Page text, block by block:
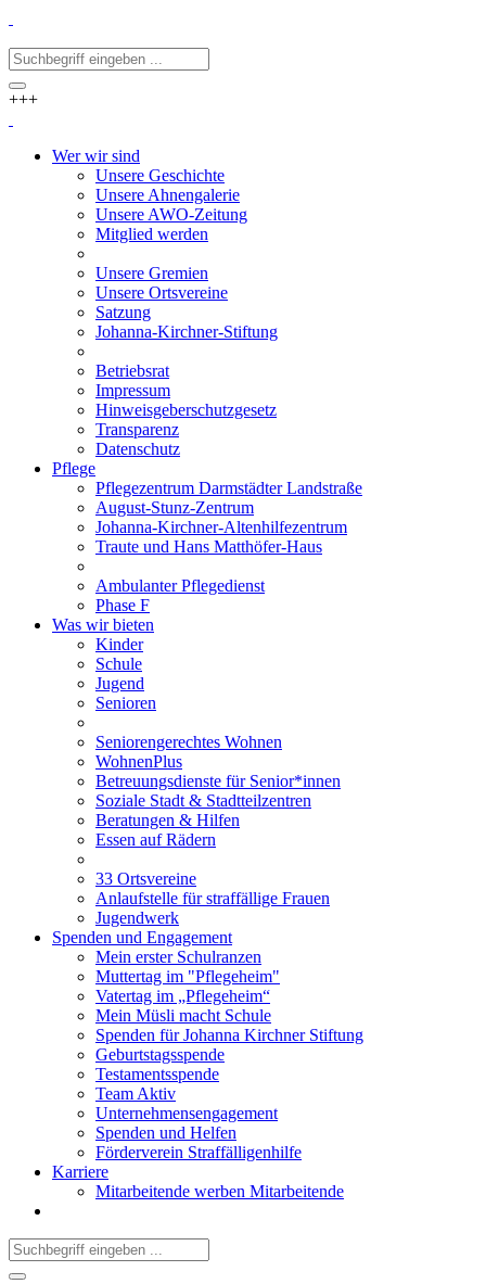
+++
Wer wir sind
Unsere Geschichte
Unsere Ahnengalerie
Unsere AWO-Zeitung
Mitglied werden
Unsere Gremien
Unsere Ortsvereine
Satzung
Johanna-Kirchner-Stiftung
Betriebsrat
Impressum
Hinweisgeberschutzgesetz
Transparenz
Datenschutz
Pflege
Pflegezentrum Darmstädter Landstraße
August-Stunz-Zentrum
Johanna-Kirchner-Altenhilfezentrum
Traute und Hans Matthöfer-Haus
Ambulanter Pflegedienst
Phase F
Was wir bieten
Kinder
Schule
Jugend
Senioren
Seniorengerechtes Wohnen
WohnenPlus
Betreuungsdienste für Senior*innen
Soziale Stadt & Stadtteilzentren
Beratungen & Hilfen
Essen auf Rädern
33 Ortsvereine
Anlaufstelle für straffällige Frauen
Jugendwerk
Spenden und Engagement
Mein erster Schulranzen
Muttertag im "Pflegeheim"
Vatertag im „Pflegeheim“
Mein Müsli macht Schule
Spenden für Johanna Kirchner Stiftung
Geburtstagsspende
Testamentsspende
Team Aktiv
Unternehmensengagement
Spenden und Helfen
Förderverein Straffälligenhilfe
Karriere
Mitarbeitende werben Mitarbeitende